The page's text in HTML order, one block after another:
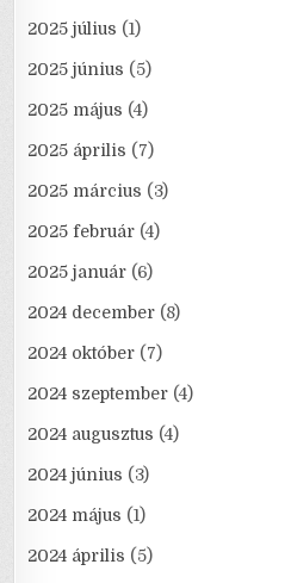
2025 július (1)
2025 június (5)
2025 május (4)
2025 április (7)
2025 március (3)
2025 február (4)
2025 január (6)
2024 december (8)
2024 október (7)
2024 szeptember (4)
2024 augusztus (4)
2024 június (3)
2024 május (1)
2024 április (5)